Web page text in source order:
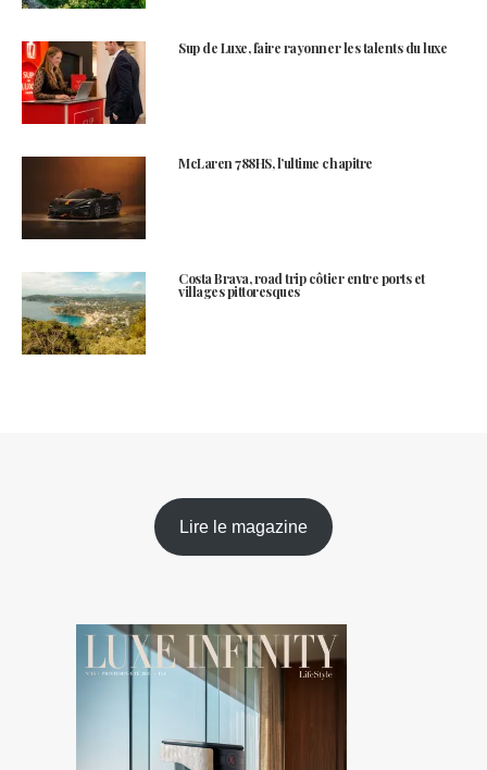
Sup de Luxe, faire rayonner les talents du luxe
McLaren 788HS, l’ultime chapitre
Costa Brava, road trip côtier entre ports et
villages pittoresques
Lire le magazine